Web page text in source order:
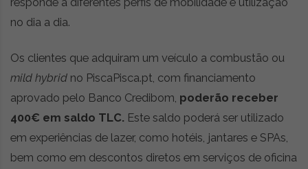
no dia a dia.
Os clientes que adquiram um veículo a combustão ou
mild hybrid no PiscaPisca.pt, com financiamento
aprovado pelo Banco Credibom, poderão receber
400€ em saldo TLC. Este saldo poderá ser utilizado
em experiências de lazer, como hotéis, jantares e SPAs,
bem como em descontos diretos em serviços de oficina